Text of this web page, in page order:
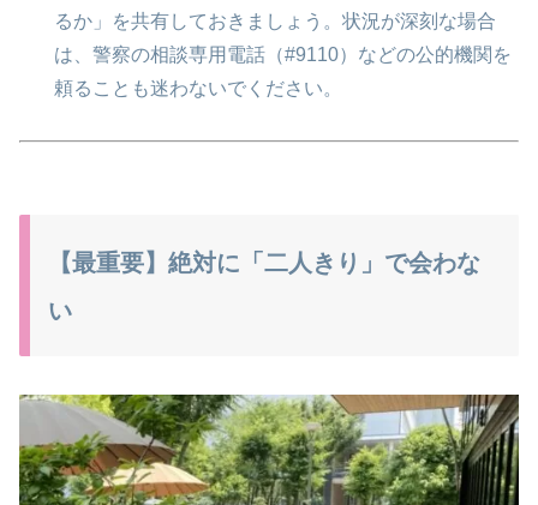
るか」を共有しておきましょう。状況が深刻な場合
は、警察の相談専用電話（#9110）などの公的機関を
頼ることも迷わないでください。
【最重要】絶対に「二人きり」で会わな
い